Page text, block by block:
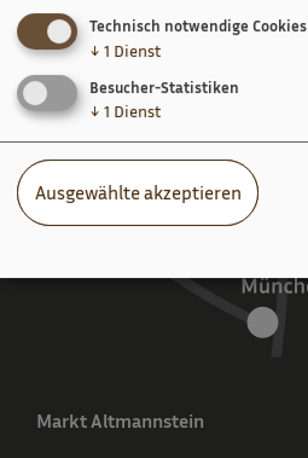
Markt Altmannstein
Technisch notwendige Cookies
↓ 1 Dienst
Besucher-Statistiken
↓ 1 Dienst
Ausgewählte akzeptieren